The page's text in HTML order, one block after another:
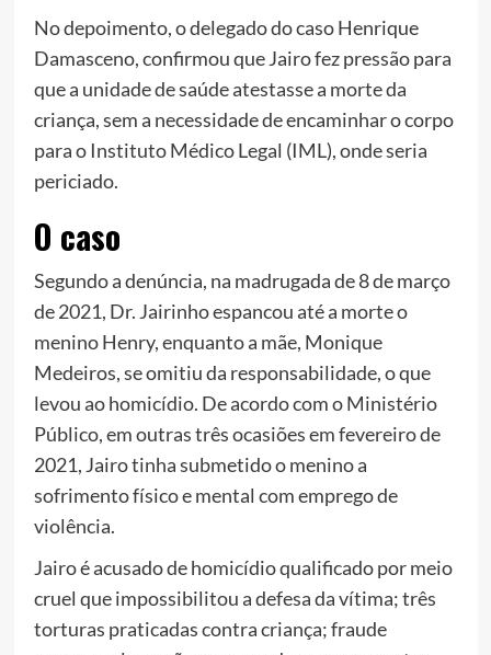
No depoimento, o delegado do caso Henrique
Damasceno, confirmou que Jairo fez pressão para
que a unidade de saúde atestasse a morte da
criança, sem a necessidade de encaminhar o corpo
para o Instituto Médico Legal (IML), onde seria
periciado.
O caso
Segundo a denúncia, na madrugada de 8 de março
de 2021, Dr. Jairinho espancou até a morte o
menino Henry, enquanto a mãe, Monique
Medeiros, se omitiu da responsabilidade, o que
levou ao homicídio. De acordo com o Ministério
Público, em outras três ocasiões em fevereiro de
2021, Jairo tinha submetido o menino a
sofrimento físico e mental com emprego de
violência.
Jairo é acusado de homicídio qualificado por meio
cruel que impossibilitou a defesa da vítima; três
torturas praticadas contra criança; fraude